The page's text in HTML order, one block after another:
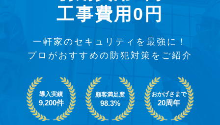
工事費用0円
一軒家のセキュリティを最強に！
プロがおすすめの防犯対策をご紹介
導入実績
9,200件
顧客満足度
98.3%
おかげさまで
20周年